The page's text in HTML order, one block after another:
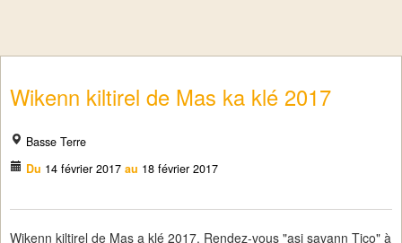
Wikenn kiltirel de Mas ka klé 2017
Basse Terre
Du 14 février 2017 au 18 février 2017
Wikenn kiltirel de Mas a klé 2017. Rendez-vous "asi savann Tico" à